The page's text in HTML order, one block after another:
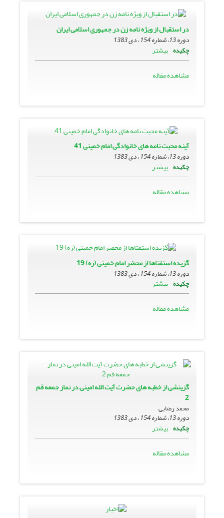
در استقبال از ویژه نامه زن در جمهورى اسلامى ایران
دوره 13، شماره 154 ، دی 1383
چکیده بیشتر
مشاهده مقاله
آینه محبت نامه هاى خانوادگى امام خمینى 41
دوره 13، شماره 154 ، دی 1383
چکیده بیشتر
مشاهده مقاله
گزیده استفتاها از محضر امام خمینى (ره) 19
دوره 13، شماره 154 ، دی 1383
چکیده بیشتر
مشاهده مقاله
گزینشى از خطبه هاى حضرت آیت الله امینى در نماز جمعه قم
2
محمد رضایى‏
دوره 13، شماره 154 ، دی 1383
چکیده بیشتر
مشاهده مقاله